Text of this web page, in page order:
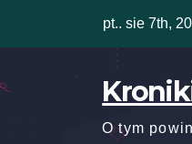
pt.. sie 7th,
O tym